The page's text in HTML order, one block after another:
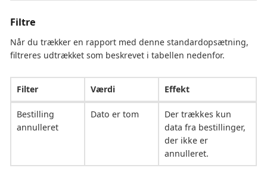
Filtre
Når du trækker en rapport med denne standardopsætning,
filtreres udtrækket som beskrevet i tabellen nedenfor.
Filter Værdi Effekt
Bestilling
annulleret
Dato er tom
Der trækkes kun
data fra bestillinger,
der ikke er
annulleret.